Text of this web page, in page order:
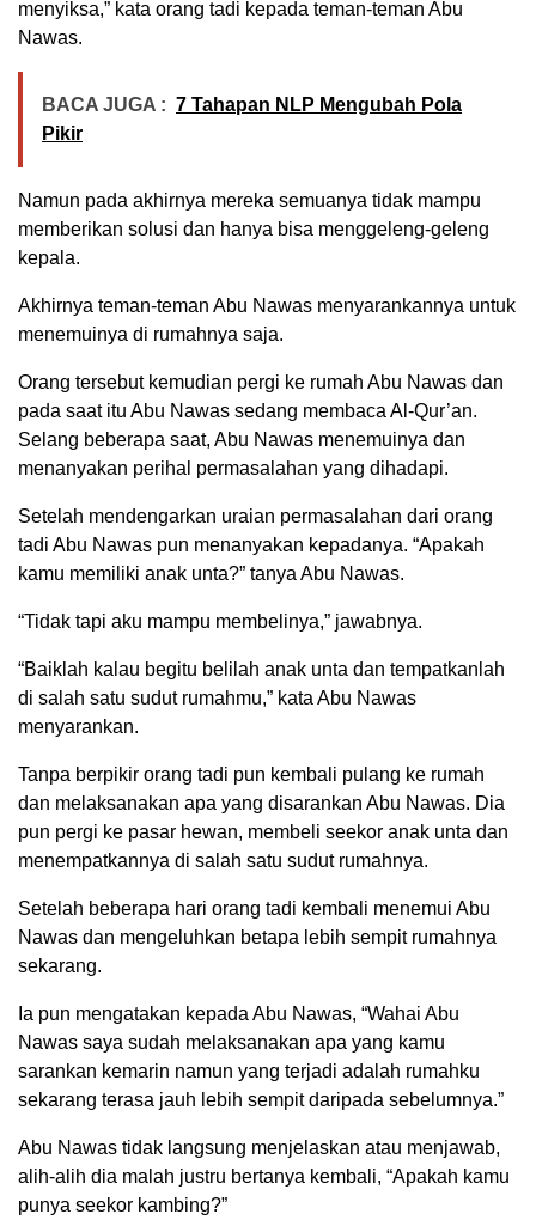
menyiksa,” kata orang tadi kepada teman-teman Abu
Nawas.
BACA JUGA : 7 Tahapan NLP Mengubah Pola
Pikir
Namun pada akhirnya mereka semuanya tidak mampu
memberikan solusi dan hanya bisa menggeleng-geleng
kepala.
Akhirnya teman-teman Abu Nawas menyarankannya untuk
menemuinya di rumahnya saja.
Orang tersebut kemudian pergi ke rumah Abu Nawas dan
pada saat itu Abu Nawas sedang membaca Al-Qur’an.
Selang beberapa saat, Abu Nawas menemuinya dan
menanyakan perihal permasalahan yang dihadapi.
Setelah mendengarkan uraian permasalahan dari orang
tadi Abu Nawas pun menanyakan kepadanya. “Apakah
kamu memiliki anak unta?” tanya Abu Nawas.
“Tidak tapi aku mampu membelinya,” jawabnya.
“Baiklah kalau begitu belilah anak unta dan tempatkanlah
di salah satu sudut rumahmu,” kata Abu Nawas
menyarankan.
Tanpa berpikir orang tadi pun kembali pulang ke rumah
dan melaksanakan apa yang disarankan Abu Nawas. Dia
pun pergi ke pasar hewan, membeli seekor anak unta dan
menempatkannya di salah satu sudut rumahnya.
Setelah beberapa hari orang tadi kembali menemui Abu
Nawas dan mengeluhkan betapa lebih sempit rumahnya
sekarang.
Ia pun mengatakan kepada Abu Nawas, “Wahai Abu
Nawas saya sudah melaksanakan apa yang kamu
sarankan kemarin namun yang terjadi adalah rumahku
sekarang terasa jauh lebih sempit daripada sebelumnya.”
Abu Nawas tidak langsung menjelaskan atau menjawab,
alih-alih dia malah justru bertanya kembali, “Apakah kamu
punya seekor kambing?”